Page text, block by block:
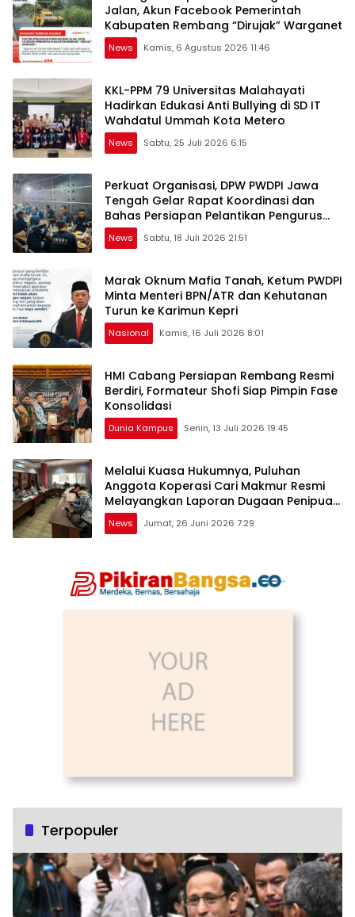
Jalan, Akun Facebook Pemerintah
Kabupaten Rembang “Dirujak” Warganet
News Kamis, 6 Agustus 2026 11:46
KKL-PPM 79 Universitas Malahayati
Hadirkan Edukasi Anti Bullying di SD IT
Wahdatul Ummah Kota Metero
News Sabtu, 25 Juli 2026 6:15
Perkuat Organisasi, DPW PWDPI Jawa
Tengah Gelar Rapat Koordinasi dan
Bahas Persiapan Pelantikan Pengurus
Baru
News Sabtu, 18 Juli 2026 21:51
Marak Oknum Mafia Tanah, Ketum PWDPI
Minta Menteri BPN/ATR dan Kehutanan
Turun ke Karimun Kepri
Nasional Kamis, 16 Juli 2026 8:01
HMI Cabang Persiapan Rembang Resmi
Berdiri, Formateur Shofi Siap Pimpin Fase
Konsolidasi
Dunia Kampus Senin, 13 Juli 2026 19:45
Melalui Kuasa Hukumnya, Puluhan
Anggota Koperasi Cari Makmur Resmi
Melayangkan Laporan Dugaan Penipuan,
Penggelapan, & TPPU
News Jumat, 26 Juni 2026 7:29
Terpopuler